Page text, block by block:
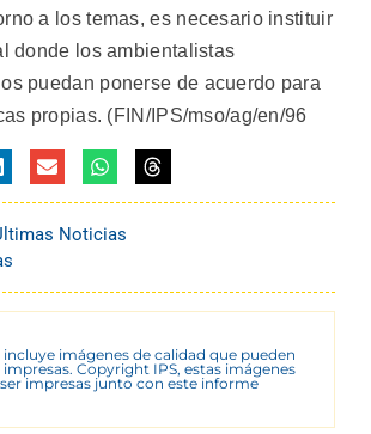
a los temas, es necesario instituir
donde los ambientalistas
puedan ponerse de acuerdo para
propias. (FIN/IPS/mso/ag/en/96
Noticias
imágenes de calidad que pueden
impresas. Copyright IPS, estas imágenes
impresas junto con este informe